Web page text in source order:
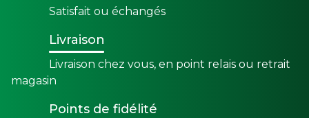
Satisfait ou échangés
Livraison
Livraison chez vous, en point relais ou retrait
magasin
Points de fidélité